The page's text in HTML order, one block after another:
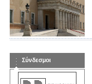
Σύνδεσμοι